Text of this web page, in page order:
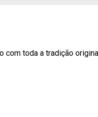
com toda a tradição